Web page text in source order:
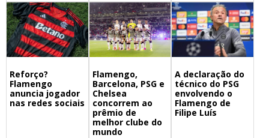
Reforço?
Flamengo
anuncia jogador
nas redes sociais
Flamengo,
Barcelona, PSG e
Chelsea
concorrem ao
prêmio de
melhor clube do
mundo
A declaração do
técnico do PSG
envolvendo o
Flamengo de
Filipe Luís